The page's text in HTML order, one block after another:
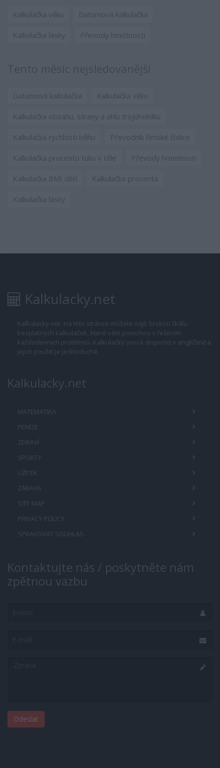
Kalkulačka věku Datumová kalkulačka
Kalkulačka lásky Převody hmotnosti
Datumová kalkulačka Kalkulačka věku
Kalkulačka obsahu, strany a úhlu trojúhelníku
Kalkulačka rychlosti běhu Převodník římské číslice
Kalkulačka procento tuku v těle Převody hmotnosti
Kalkulačka BMI dětí Kalkulačka procenta
Kalkulačka lásky
Kalkulacky.net
Kalkulacky.net -na této stránce můžete najít širokou škálu
bezplatných kalkulaček, které vám pomohou s řešením
každodenních problémů. Kalkulačky jsou k dispozici v angličtině a
jejich použití je jednoduché.
Kalkulacky.net
MATEMATIKA
PENÍZE
ZDRAVÍ
SPORTY
UŽITEK
ZÁBAVA
SITE MAP
PRIVACY POLICY
SPRAVOVAT SOUHLAS
Kontaktujte nás / poskytněte nám
zpětnou vazbu